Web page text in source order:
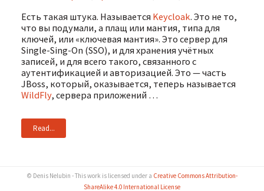
Есть такая штука. Называется Keycloak. Это не то,
что вы подумали, а плащ или мантия, типа для
ключей, или «ключевая мантия». Это сервер для
Single-Sing-On (SSO), и для хранения учётных
записей, и для всего такого, связанного с
аутентификацией и авторизацией. Это — часть
JBoss, который, оказывается, теперь называется
WildFly, сервера приложений …
Read...
© Denis Nelubin - This work is licensed under a Creative Commons Attribution-
ShareAlike 4.0 International License